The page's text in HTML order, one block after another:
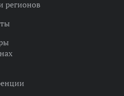
регионов